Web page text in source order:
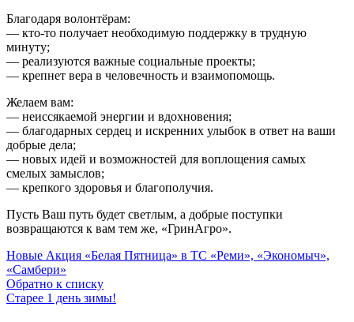
Благодаря волонтёрам:
— кто‑то получает необходимую поддержку в трудную
минуту;
— реализуются важные социальные проекты;
— крепнет вера в человечность и взаимопомощь.
Желаем вам:
— неиссякаемой энергии и вдохновения;
— благодарных сердец и искренних улыбок в ответ на ваши
добрые дела;
— новых идей и возможностей для воплощения самых
смелых замыслов;
— крепкого здоровья и благополучия.
Пусть Ваш путь будет светлым, а добрые поступки
возвращаются к вам тем же, «ГринАгро».
Новые Акция «Белая Пятница» в ТС «Реми», «Экономыч»,
«Самбери»
Обратно к списку
Старее 1 день зимы!